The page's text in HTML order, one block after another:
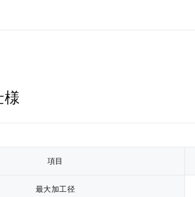
様
項目
最大加工径